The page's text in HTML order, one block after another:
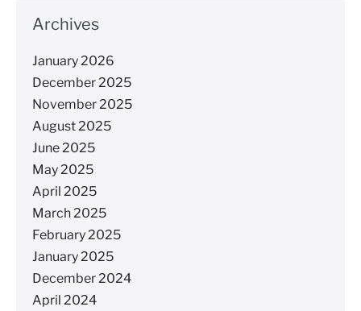
Archives
January 2026
December 2025
November 2025
August 2025
June 2025
May 2025
April 2025
March 2025
February 2025
January 2025
December 2024
April 2024